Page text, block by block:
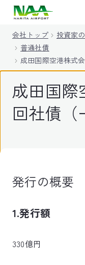
会社トップ 投資家
普通社債
成田国際空港株式
成田国際
回社債（
発行の概要
1.発行額
330億円